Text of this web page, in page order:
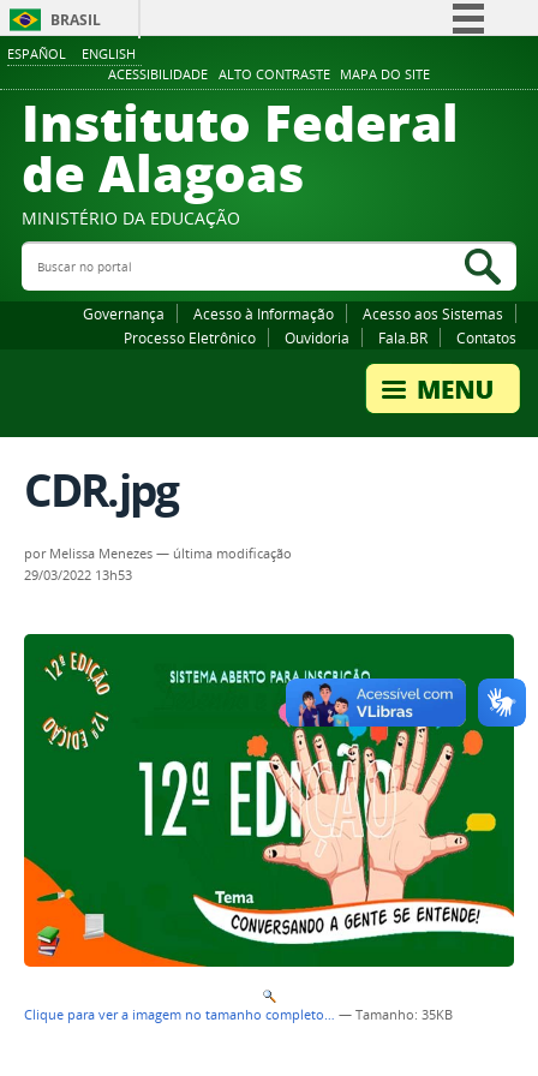
ESPAÑOL ENGLISH
ACESSIBILIDADE ALTO CONTRASTE MAPA DO SITE
BRASIL
Comunica BR
Participe
Canais
Instituto Federal
de Alagoas
MINISTÉRIO DA EDUCAÇÃO
Buscar no portal
Governança Acesso à Informação
Acesso aos Sistemas
Processo Eletrônico
Ouvidoria Fala.BR Contatos
CDR.jpg
por Melissa Menezes — última modificação
29/03/2022 13h53
Clique para ver a imagem no tamanho completo… — Tamanho: 35KB